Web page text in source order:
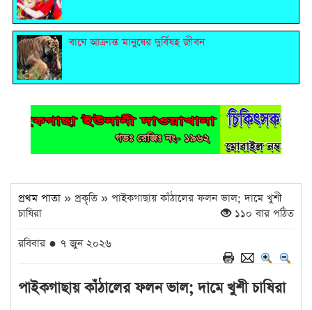
বাঘে আক্রান্ত মানুষের দুর্বিষহ জীবন
প্রথম পাতা » প্রকৃতি » পাইকগাছায় কাঁঠালের ফলন ভাল; দামে খুশী
চাষিরা
১১০ বার পঠিত
রবিবার ● ৭ জুন ২০২৬
পাইকগাছায় কাঁঠালের ফলন ভাল; দামে খুশী চাষিরা